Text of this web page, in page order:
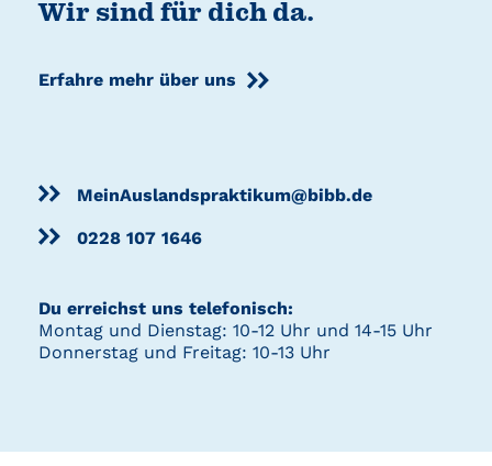
Wir sind für dich da.
Erfahre mehr über uns
MeinAuslandspraktikum@bibb.de
0228 107 1646
Du erreichst uns telefonisch:
Montag und Dienstag: 10-12 Uhr und 14-15 Uhr
Donnerstag und Freitag: 10-13 Uhr